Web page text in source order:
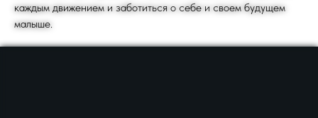
каждым движением и заботиться о себе и своем будущем
малыше.